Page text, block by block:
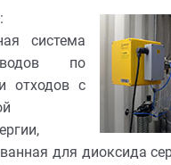
система
по
отходов с
для диоксида